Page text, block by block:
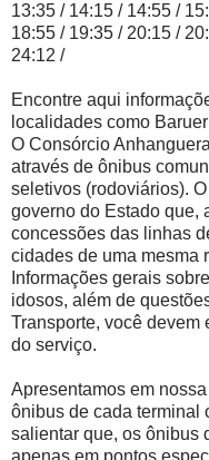
13:35 / 14:15 / 14:55 /
18:55 / 19:35 / 20:15 /
24:12 /
Encontre aqui
localidades como
O Consórcio
através de ônibus
seletivos (rodoviários).
governo do Estado que,
concessões das linhas
cidades de uma mesma
Informações gerais
idosos, além de
Transporte, você devem
do serviço.
Apresentamos em
ônibus de cada terminal
salientar que, os ônibus